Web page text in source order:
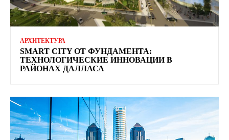
АРХИТЕКТУРА
SMART CITY ОТ ФУНДАМЕНТА:
ТЕХНОЛОГИЧЕСКИЕ ИННОВАЦИИ В
РАЙОНАХ ДАЛЛАСА